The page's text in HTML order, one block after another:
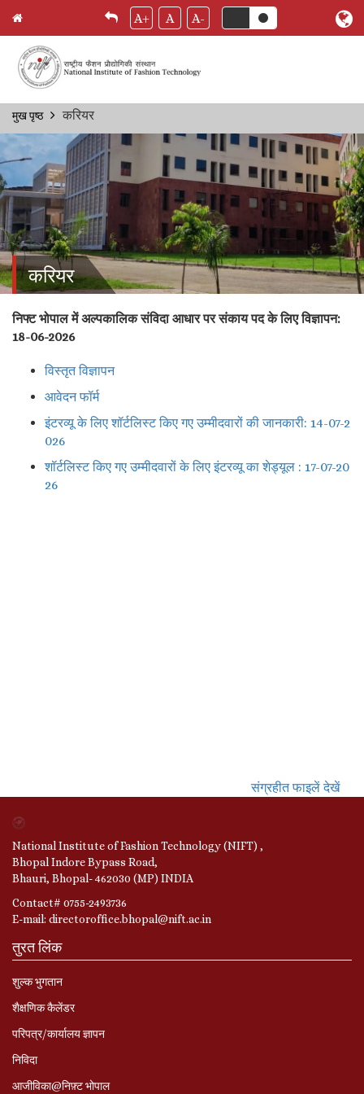
Skip
main
content
A+ A A-
Breadcrumb
मुख पृष्ठ करियर
करियर
निफ्ट भोपाल में अल्पकालिक संविदा आधार पर संकाय पद के लिए विज्ञापन:
18-06-2026
विस्तृत विज्ञापन
आवेदन फॉर्म
इंटरव्यू के लिए शॉर्टलिस्ट किए गए उम्मीदवारों की जानकारी: 14-07-2
026
शॉर्टलिस्ट किए गए उम्मीदवारों के लिए इंटरव्यू का शेड्यूल : 17-07-20
26
संग्रहीत फाइलें देखें
National Institute of Fashion Technology (NIFT) ,
Bhopal Indore Bypass Road,
Bhauri, Bhopal- 462030 (MP) INDIA
Contact# 0755-2493736
E-mail: directoroffice.bhopal@nift.ac.in
तुरत लिंक
शुल्क भुगतान
शैक्षणिक कैलेंडर
परिपत्र/कार्यालय ज्ञापन
निविदा
आजीविका@निफ़्ट भोपाल